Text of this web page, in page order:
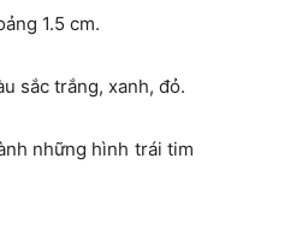
1.5 cm.
sắc trắng, xanh, đỏ.
những hình trái tim